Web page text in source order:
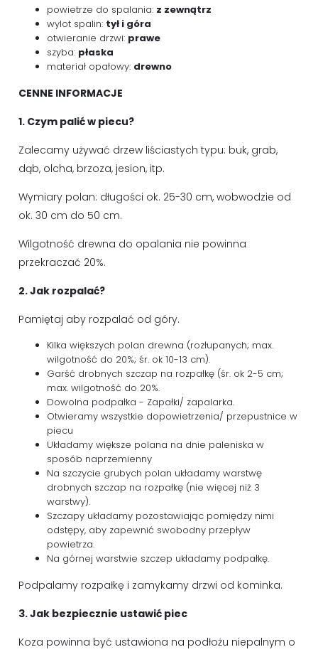
powietrze do spalania: z zewnątrz
wylot spalin: tył i góra
otwieranie drzwi: prawe
szyba: płaska
materiał opałowy: drewno
CENNE INFORMACJE
1. Czym palić w piecu?
Zalecamy używać drzew liściastych typu: buk, grab,
dąb, olcha, brzoza, jesion, itp.
Wymiary polan: długości ok. 25-30 cm, wobwodzie od
ok. 30 cm do 50 cm.
Wilgotność drewna do opalania nie powinna
przekraczać 20%.
2. Jak rozpalać?
Pamiętaj aby rozpalać od góry.
Kilka większych polan drewna (rozłupanych; max.
wilgotność do 20%; śr. ok 10-13 cm).
Garść drobnych szczap na rozpałkę (śr. ok 2-5 cm;
max. wilgotność do 20%.
Dowolna podpałka - Zapałki/ zapalarka.
Otwieramy wszystkie dopowietrzenia/ przepustnice w
piecu
Układamy większe polana na dnie paleniska w
sposób naprzemienny
Na szczycie grubych polan układamy warstwę
drobnych szczap na rozpałkę (nie więcej niż 3
warstwy).
Szczapy układamy pozostawiając pomiędzy nimi
odstępy, aby zapewnić swobodny przepływ
powietrza.
Na górnej warstwie szczep układamy podpałkę.
Podpalamy rozpałkę i zamykamy drzwi od kominka.
3. Jak bezpiecznie ustawić piec
Koza powinna być ustawiona na podłożu niepalnym o